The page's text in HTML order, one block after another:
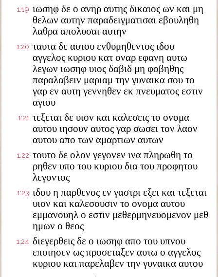
1:19 ιωσηφ δε ο ανηρ αυτης δικαιος ων και μη
θελων αυτην παραδειγματισαι εβουληθη
λαθρα απολυσαι αυτην
1:20 ταυτα δε αυτου ενθυμηθεντος ιδου
αγγελος κυριου κατ οναρ εφανη αυτω
λεγων ιωσηφ υιος δαβιδ μη φοβηθης
παραλαβειν μαριαμ την γυναικα σου το
γαρ εν αυτη γεννηθεν εκ πνευματος εστιν
αγιου
1:21 τεξεται δε υιον και καλεσεις το ονομα
αυτου ιησουν αυτος γαρ σωσει τον λαον
αυτου απο των αμαρτιων αυτων
1:22 τουτο δε ολον γεγονεν ινα πληρωθη το
ρηθεν υπο του κυριου δια του προφητου
λεγοντος
1:23 ιδου η παρθενος εν γαστρι εξει και τεξεται
υιον και καλεσουσιν το ονομα αυτου
εμμανουηλ ο εστιν μεθερμηνευομενον μεθ
ημων ο θεος
1:24 διεγερθεις δε ο ιωσηφ απο του υπνου
εποιησεν ως προσεταξεν αυτω ο αγγελος
κυριου και παρελαβεν την γυναικα αυτου